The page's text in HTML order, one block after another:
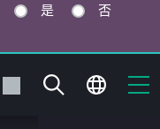
是 否